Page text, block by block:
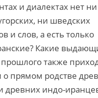
и диалектах нет ни
ни шведских
и слов, а есть только
Какие
также
о прямом родстве
древних индо-